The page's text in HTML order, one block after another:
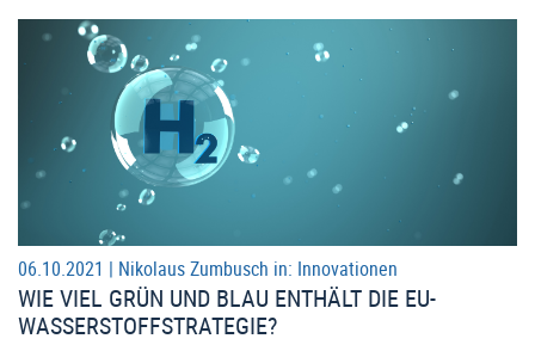
06.10.2021 | Nikolaus Zumbusch in: Innovationen
WIE VIEL GRÜN UND BLAU ENTHÄLT DIE EU-
WASSERSTOFFSTRATEGIE?